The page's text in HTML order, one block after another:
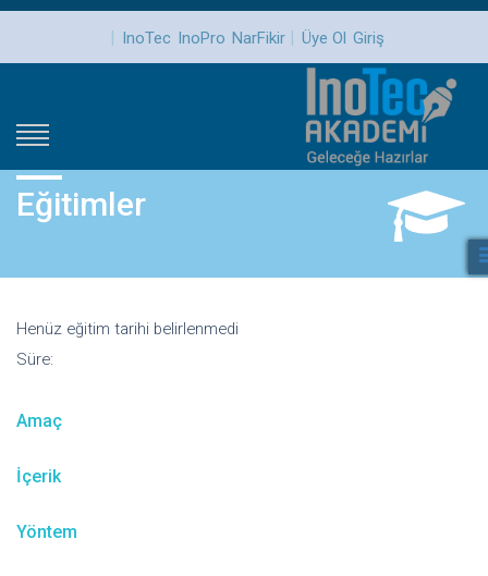
| InoTec InoPro NarFikir | Üye Ol Giriş
Eğitimler
Henüz eğitim tarihi belirlenmedi
Süre:
Amaç
İçerik
Yöntem